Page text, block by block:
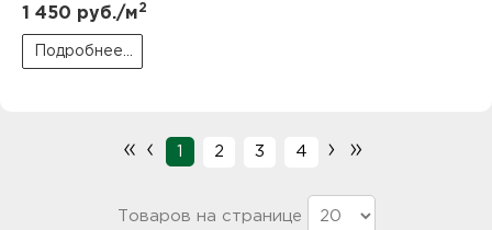
1 450 руб./м2
Подробнее...
« ‹ 1 2 3 4 › »
Товаров на странице